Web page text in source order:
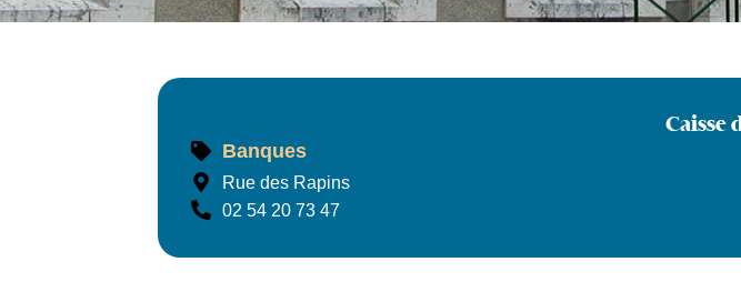
Caisse
Banques
Rue des Rapins
02 54 20 73 47